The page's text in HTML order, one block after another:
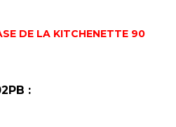
DE LA KITCHENETTE 90
: